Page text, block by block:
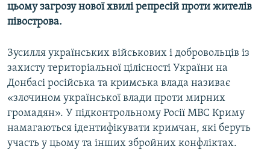
цьому загрозу нової хвилі репресій проти жителів
півострова.
Зусилля українських військових і добровольців із
захисту територіальної цілісності України на
Донбасі російська та кримська влада називає
«злочином української влади проти мирних
громадян». У підконтрольному Росії МВС Криму
намагаються ідентифікувати кримчан, які беруть
участь у цьому та інших збройних конфліктах.